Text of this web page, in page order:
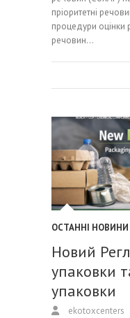
пріоритетні
процедури оцінки
речовин…
ОСТАННІ НОВИНИ
Новий
упаковки
упаковки
ekotoxcenters